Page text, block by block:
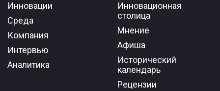
Инновации
Среда
Компания
Интервью
Аналитика
Инновационная
столица
Мнение
Афиша
Исторический
календарь
Рецензии